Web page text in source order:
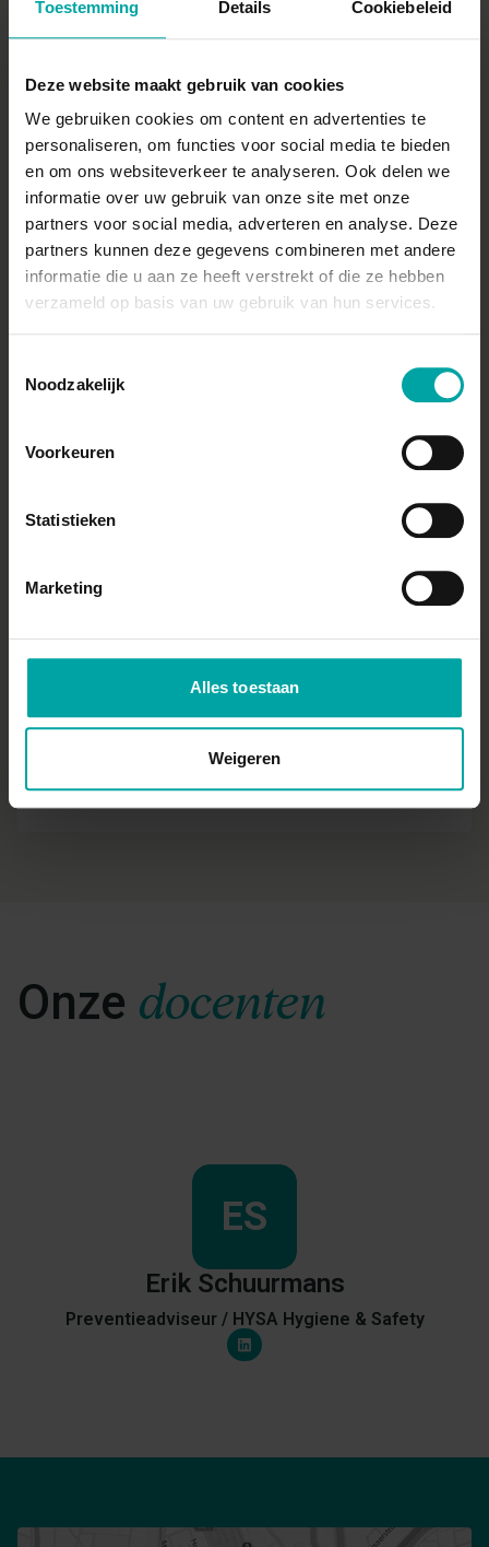
Toestemming Details Cookiebeleid
Deze website maakt gebruik van cookies
We gebruiken cookies om content en advertenties te
personaliseren, om functies voor social media te bieden
en om ons websiteverkeer te analyseren. Ook delen we
informatie over uw gebruik van onze site met onze
partners voor social media, adverteren en analyse. Deze
partners kunnen deze gegevens combineren met andere
informatie die u aan ze heeft verstrekt of die ze hebben
verzameld op basis van uw gebruik van hun services.
Noodzakelijk
Voorkeuren
Statistieken
Marketing
Alles toestaan
Weigeren
20 nov. 2026
Tools van de SHEQ-manager
20 nov. 2026 09:00 - 12:00 Inbegrepen
Strategisch denken
Inbegrepen
Praktische oefening
27 nov. 2026 12:45 - 17:15 Inbegrepen
Onze docenten
ES
Erik Schuurmans
Preventieadviseur/ HYSA Hygiene & Safety